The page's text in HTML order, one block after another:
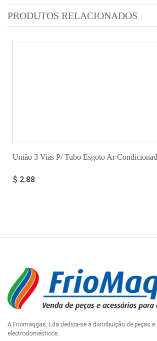
PRODUTOS RELACIONADOS
União 3 Vias P/ Tubo Esgoto Ar
$ 2.88
A Friomaqgas, Lda dedica-se à distribuição de peças
electrodomésticos.